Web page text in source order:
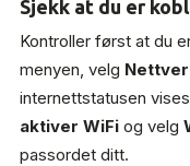
Sjekk at du er
Kontroller først at du
menyen, velg
internettstatusen
aktiver WiFi og velg
passordet ditt.